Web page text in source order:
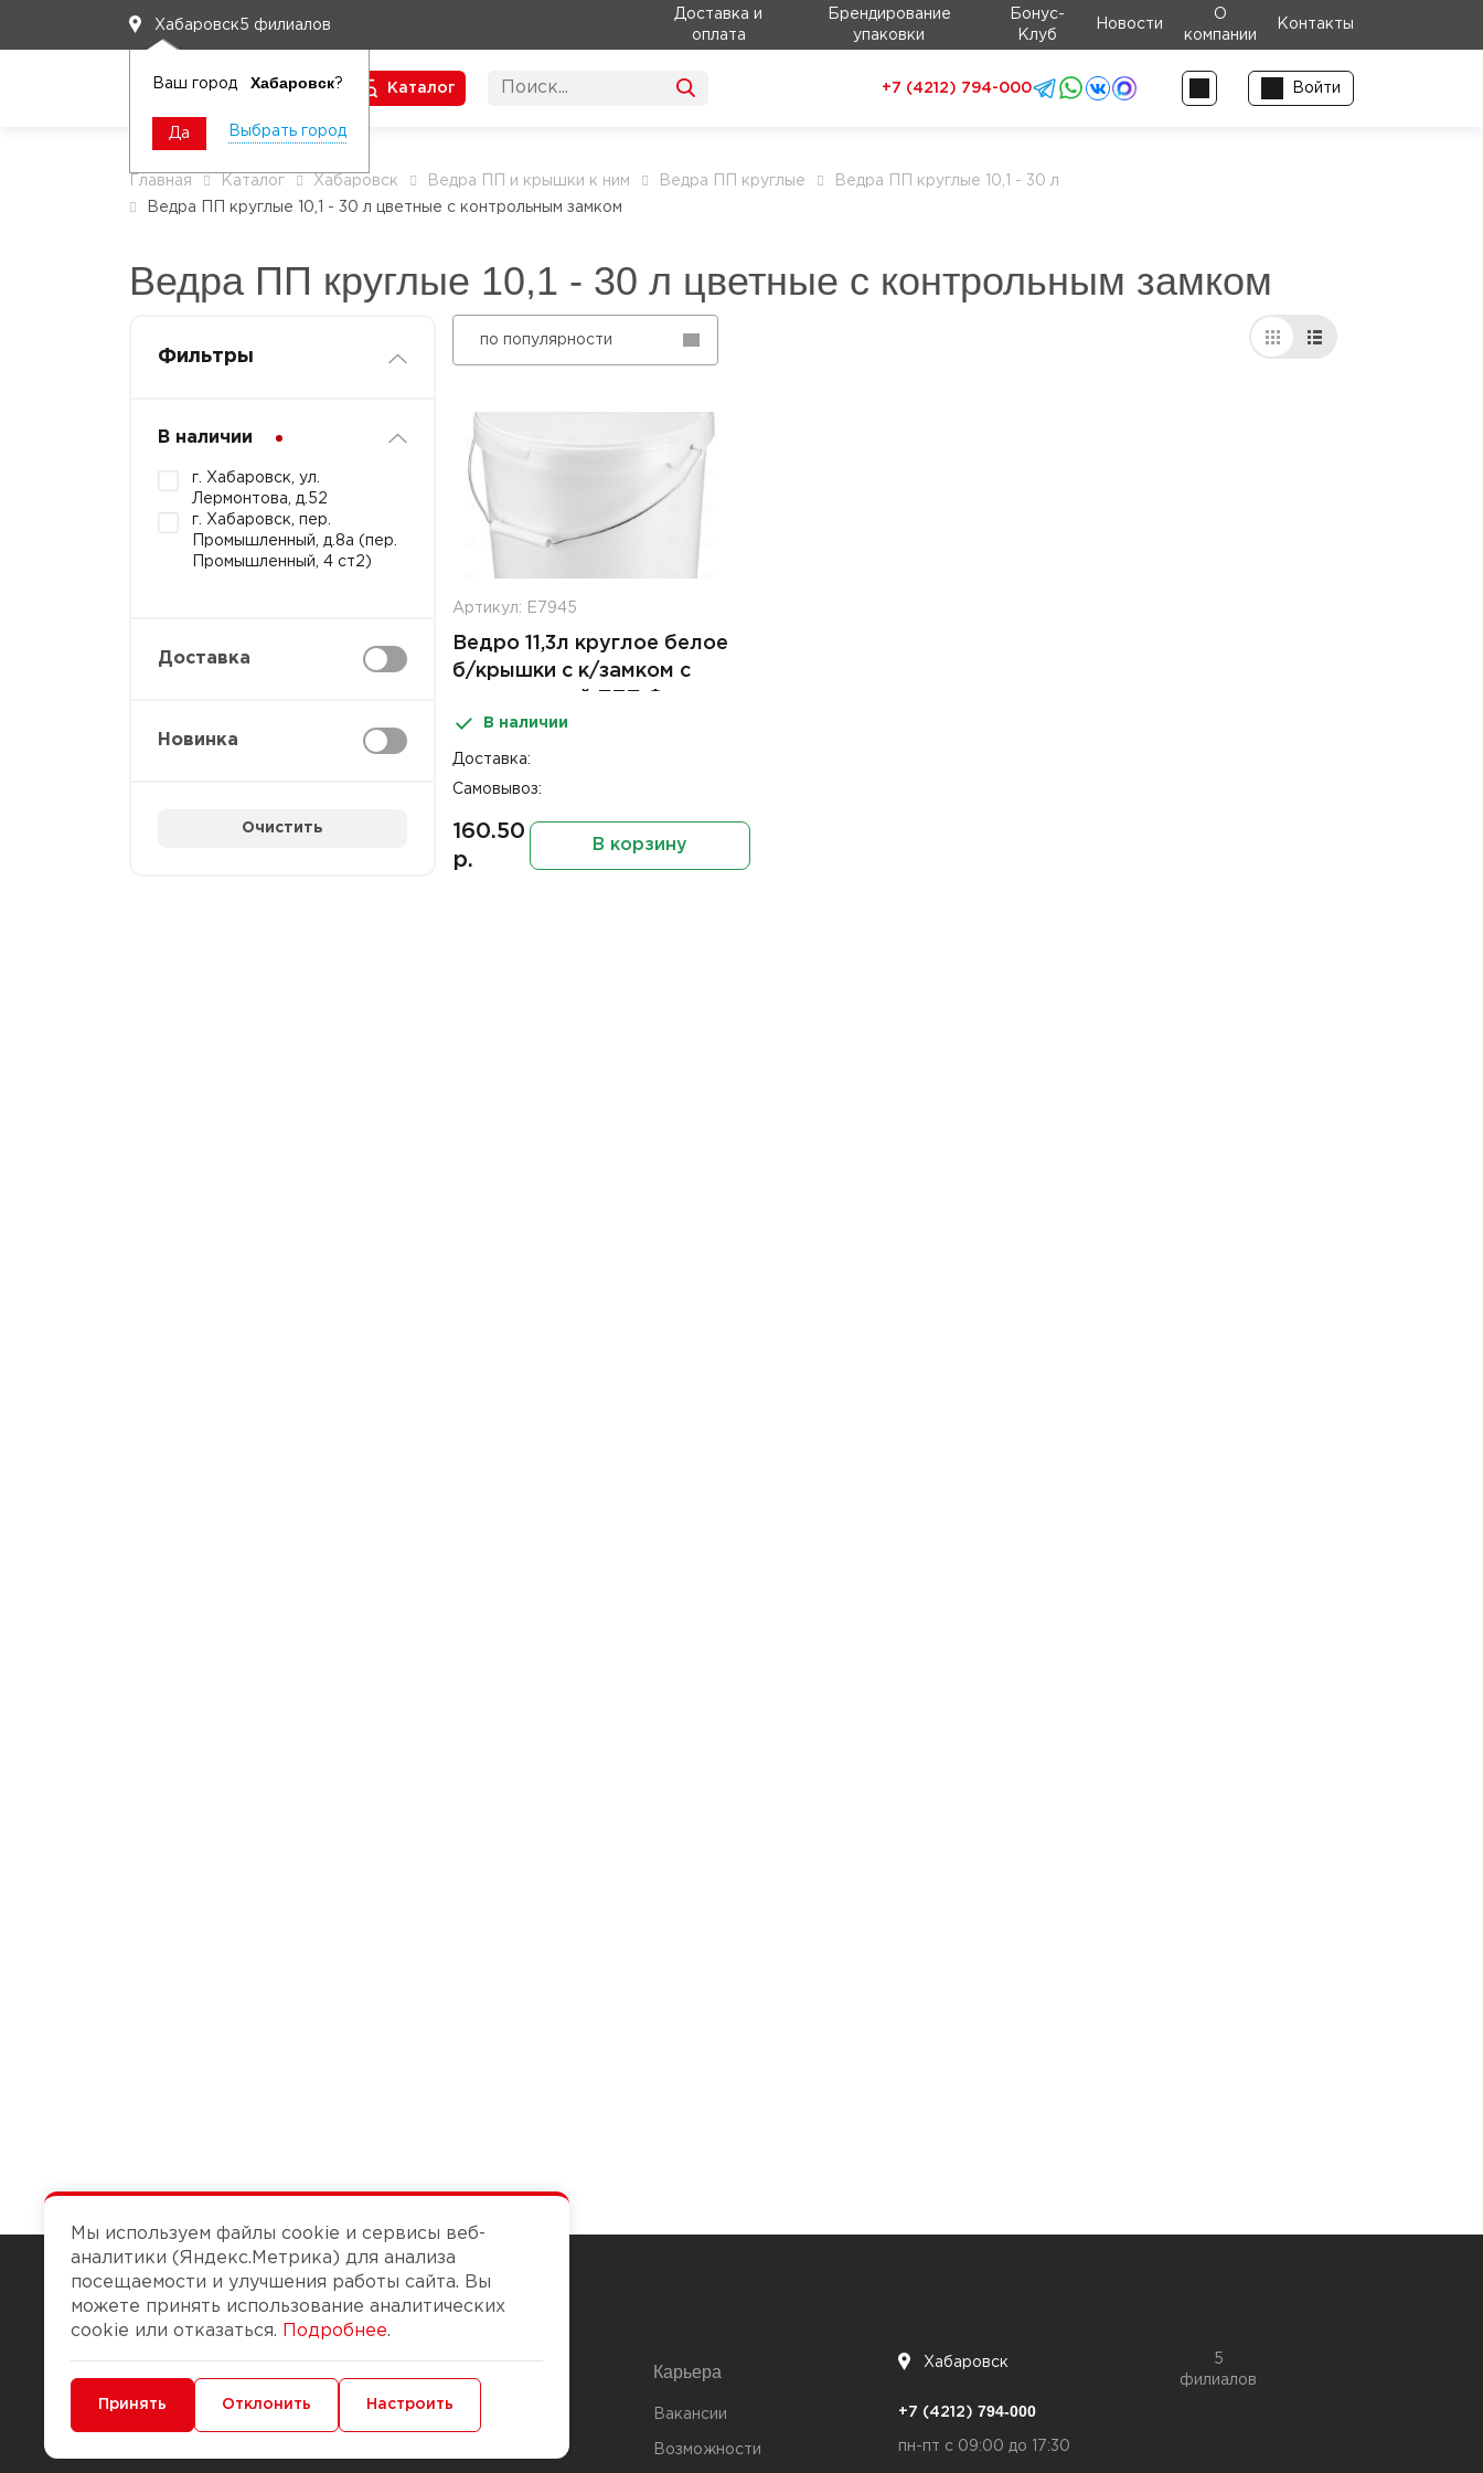
Хабаровск5 филиалов
Ваш город Хабаровск?
Да Выбрать город
Доставка и
оплата
Брендирование
упаковки
Бонус-
Клуб
Новости
О
компании
Контакты
Каталог +7 (4212) 794-000 Войти
Главная Каталог Хабаровск Ведра ПП и крышки к ним Ведра ПП круглые
Ведра ПП круглые 10,1 - 30 л
Ведра ПП круглые 10,1 - 30 л цветные с контрольным замком
Ведра ПП круглые 10,1 - 30 л цветные с контрольным замком
Фильтры
В наличии
г. Хабаровск, ул.
Лермонтова, д.52
г. Хабаровск, пер.
Промышленный, д.8а (пер.
Промышленный, 4 ст2)
Доставка
Новинка
Очистить
по популярности
Артикул: Е7945
Ведро 11,3л круглое белое
б/крышки с к/замком с
№1
В наличии
Доставка:
Самовывоз:
160.50
р.
В корзину
Чтобы вам легко работалось
Доставка и оплата
Карьера
Вакансии
Возможности
Хабаровск
5
филиалов
+7 (4212) 794-000
пн-пт с 09:00 до 17:30
Мы используем файлы cookie и сервисы веб-
аналитики (Яндекс.Метрика) для анализа
посещаемости и улучшения работы сайта. Вы
можете принять использование аналитических
cookie или отказаться.
Подробнее.
Минимальные Функциональные/Аналитические
Принять Отклонить Настроить